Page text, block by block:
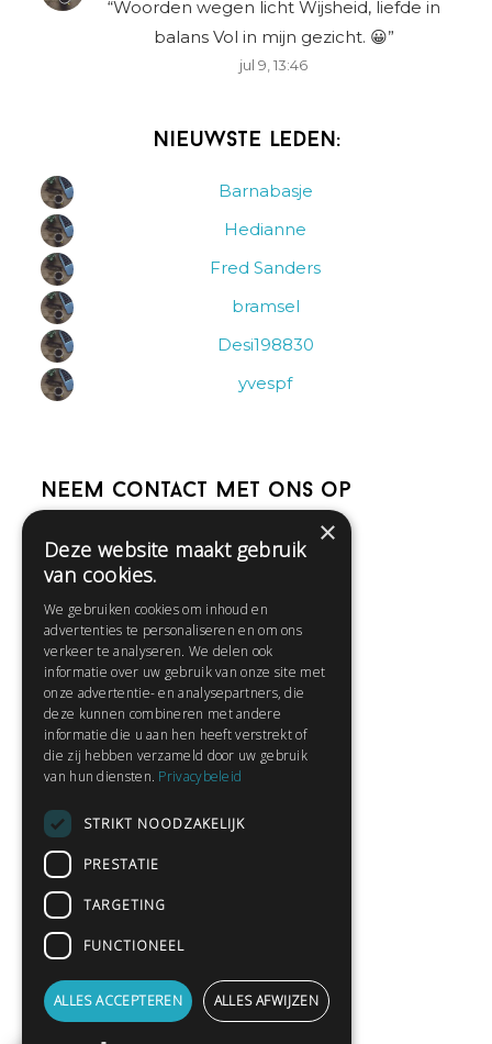
“Woorden wegen licht Wijsheid, liefde in
balans Vol in mijn gezicht. 😀”
jul 9, 13:46
Nieuwste leden:
Barnabasje
Hedianne
Fred Sanders
bramsel
Desi198830
yvespf
Neem contact met ons op
Help
Contact
Huisregels
Snel naar:
Gratis aanmelden
Privacybeleid
Gedichten lezen
Schrijfwedstrijden
Schrijftips
×
Deze website maakt gebruik
van cookies.
We gebruiken cookies om inhoud en
advertenties te personaliseren en om ons
verkeer te analyseren. We delen ook
informatie over uw gebruik van onze site met
onze advertentie- en analysepartners, die
deze kunnen combineren met andere
informatie die u aan hen heeft verstrekt of
die zij hebben verzameld door uw gebruik
van hun diensten. Privacybeleid
STRIKT NOODZAKELIJK
PRESTATIE
TARGETING
FUNCTIONEEL
ALLES ACCEPTEREN ALLES AFWIJZEN